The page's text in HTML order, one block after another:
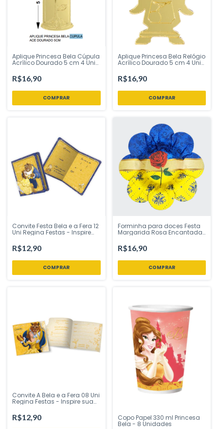
Aplique Princesa Bela Cúpula
Acrílico Dourado 5 cm 4 Uni
Loja
R$16,90
Aplique Princesa Bela Relógio
Acrílico Dourado 5 cm 4 Uni
Loja
R$16,90
Convite Festa Bela e a Fera 12
Uni Regina Festas - Inspire
R$12,90
Forminha para doces Festa
Margarida Rosa Encantada
sua Festa Loja
R$16,90
Convite A Bela e a Fera 08 Uni
Regina Festas - Inspire sua
R$12,90 Copo Papel 330 ml Princesa
Bela - 8 Unidades